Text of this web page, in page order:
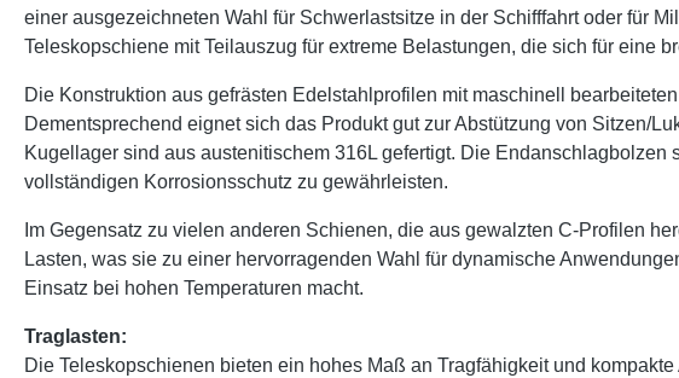
einer ausgezeichneten Wahl für Schwerlastsitze in der Schifffahrt oder für
Teleskopschiene mit Teilauszug für extreme Belastungen, die sich für eine
Die Konstruktion aus gefrästen Edelstahlprofilen mit maschinell
Dementsprechend eignet sich das Produkt gut zur Abstützung von Sitzen/
Kugellager sind aus austenitischem 316L gefertigt. Die
vollständigen Korrosionsschutz zu gewährleisten.
Im Gegensatz zu vielen anderen Schienen, die aus gewalzten C-Profilen
Lasten, was sie zu einer hervorragenden Wahl für dynamische
Einsatz bei hohen Temperaturen macht.
Traglasten:
Die Teleskopschienen bieten ein hohes Maß an Tragfähigkeit und